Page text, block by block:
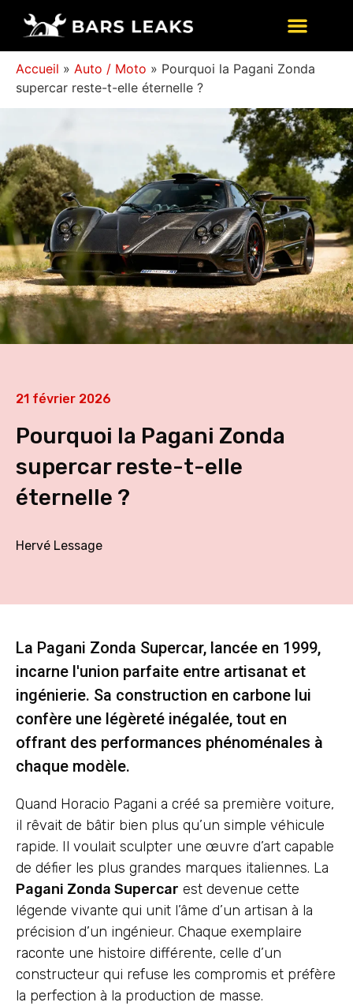
Accueil » Auto / Moto » Pourquoi la Pagani Zonda
supercar reste-t-elle éternelle ?
21 février 2026
Pourquoi la Pagani Zonda
supercar reste-t-elle
éternelle ?
Hervé Lessage
La Pagani Zonda Supercar, lancée en 1999,
incarne l'union parfaite entre artisanat et
ingénierie. Sa construction en carbone lui
confère une légèreté inégalée, tout en
offrant des performances phénoménales à
chaque modèle.
Quand Horacio Pagani a créé sa première voiture,
il rêvait de bâtir bien plus qu’un simple véhicule
rapide. Il voulait sculpter une œuvre d’art capable
de défier les plus grandes marques italiennes. La
Pagani Zonda Supercar est devenue cette
légende vivante qui unit l’âme d’un artisan à la
précision d’un ingénieur. Chaque exemplaire
raconte une histoire différente, celle d’un
constructeur qui refuse les compromis et préfère
la perfection à la production de masse.